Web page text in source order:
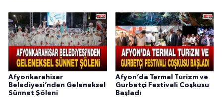
Afyonkarahisar
Belediyesi’nden Geleneksel
Sünnet Şöleni
Afyon’da Termal Turizm ve
Gurbetçi Festivali Coşkusu
Başladı